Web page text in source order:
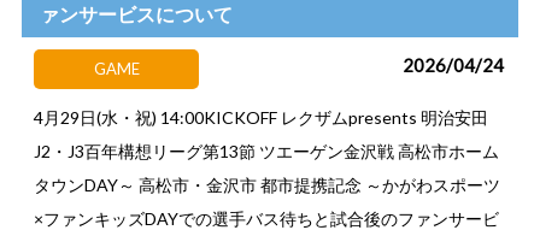
ァンサービスについて
GAME 2026/04/24
4月29日(水・祝) 14:00KICKOFF レクザムpresents 明治安田
J2・J3百年構想リーグ第13節 ツエーゲン金沢戦 高松市ホーム
タウンDAY～ 高松市・金沢市 都市提携記念 ～かがわスポーツ
×ファンキッズDAYでの選手バス待ちと試合後のファンサービ